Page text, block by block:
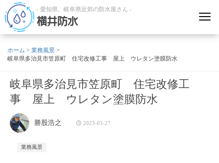
- 愛知県、岐阜県近郊の防水屋さん -
横井防水
ホーム > 業務風景 >
岐阜県多治見市笠原町 住宅改修工事 屋上 ウレタン塗膜防水
岐阜県多治見市笠原町 住宅改修工
事 屋上 ウレタン塗膜防水
勝股浩之 2023-03-27
業務風景